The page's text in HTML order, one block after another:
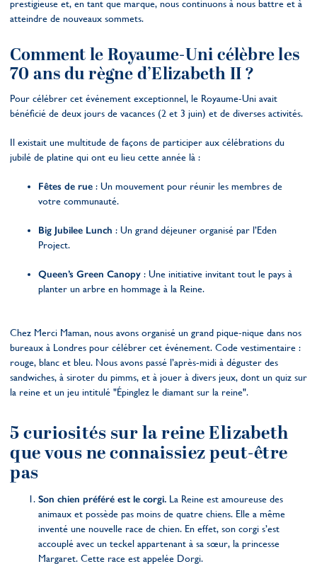
prestigieuse et, en tant que marque, nous continuons à nous battre et à
atteindre de nouveaux sommets.
Comment le Royaume-Uni célèbre les
70 ans du règne d’Elizabeth II ?
Pour célébrer cet événement exceptionnel, le Royaume-Uni avait
bénéficié de deux jours de vacances (2 et 3 juin) et de diverses activités.
Il existait une multitude de façons de participer aux célébrations du
jubilé de platine qui ont eu lieu cette année là :
Fêtes de rue : Un mouvement pour réunir les membres de
votre communauté.
Big Jubilee Lunch : Un grand déjeuner organisé par l’Eden
Project.
Queen’s Green Canopy : Une initiative invitant tout le pays à
planter un arbre en hommage à la Reine.
Chez Merci Maman, nous avons organisé un grand pique-nique dans nos
bureaux à Londres pour célébrer cet événement. Code vestimentaire :
rouge, blanc et bleu. Nous avons passé l’après-midi à déguster des
sandwiches, à siroter du pimms, et à jouer à divers jeux, dont un quiz sur
la reine et un jeu intitulé "Épinglez le diamant sur la reine".
5 curiosités sur la reine Elizabeth
que vous ne connaissiez peut-être
pas
Son chien préféré est le corgi. La Reine est amoureuse des
animaux et possède pas moins de quatre chiens. Elle a même
inventé une nouvelle race de chien. En effet, son corgi s’est
accouplé avec un teckel appartenant à sa sœur, la princesse
Margaret. Cette race est appelée Dorgi.